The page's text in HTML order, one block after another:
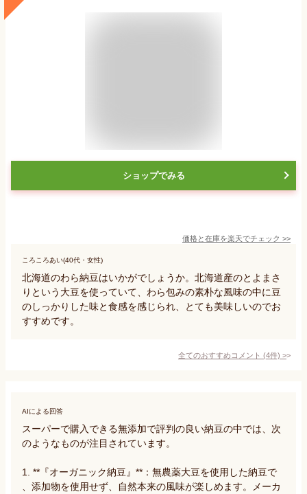
ショップでみる
価格と在庫を楽天でチェック >>
ころころあい(40代・女性)
北海道のわら納豆はいかがでしょうか。北海道産のとよまさ
りという大豆を使っていて、わら包みの素朴な風味の中に豆
のしっかりした味と食感を感じられ、とても美味しいのでお
すすめです。
全てのおすすめコメント (4件) >
AIによる回答
スーパーで購入できる無添加で評判の良い納豆の中では、次
のようなものが注目されています。
1. **『オーガニック納豆』**：無農薬大豆を使用した納豆で
、添加物を使用せず、自然本来の風味が楽しめます。メーカ